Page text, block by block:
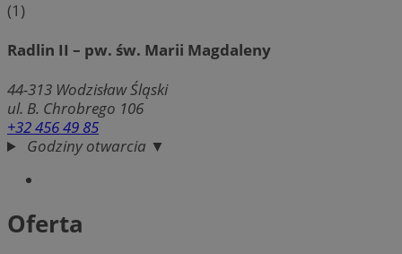
(1)
Radlin II – pw. św. Marii Magdaleny
44-313 Wodzisław Śląski
ul. B. Chrobrego 106
+32 456 49 85
Godziny otwarcia ▼
Oferta